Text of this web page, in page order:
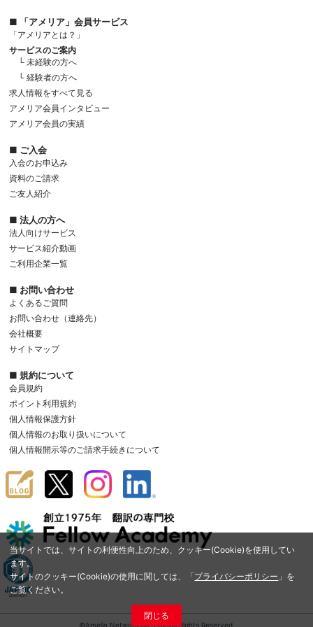
当サイトでは、サイトの利便性向上のため、クッキー(Cookie)を使用してい
ます。
サイトのクッキー(Cookie)の使用に関しては、「プライバシーポリシー 」を
ご覧ください。
閉じる
■ 「アメリア」会員サービス
「アメリアとは？」
サービスのご案内
└ 未経験の方へ
└ 経験者の方へ
求人情報をすべて見る
アメリア会員インタビュー
アメリア会員の実績
■ ご入会
入会のお申込み
資料のご請求
ご友人紹介
■ 法人の方へ
法人向けサービス
サービス紹介動画
ご利用企業一覧
■ お問い合わせ
よくあるご質問
お問い合わせ（連絡先）
会社概要
サイトマップ
■ 規約について
会員規約
ポイント利用規約
個人情報保護方針
個人情報のお取り扱いについて
個人情報開示等のご請求手続きについて
©Amelia Network Co.,Ltd. All Rights Reserved.